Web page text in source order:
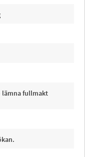
lämna fullmakt